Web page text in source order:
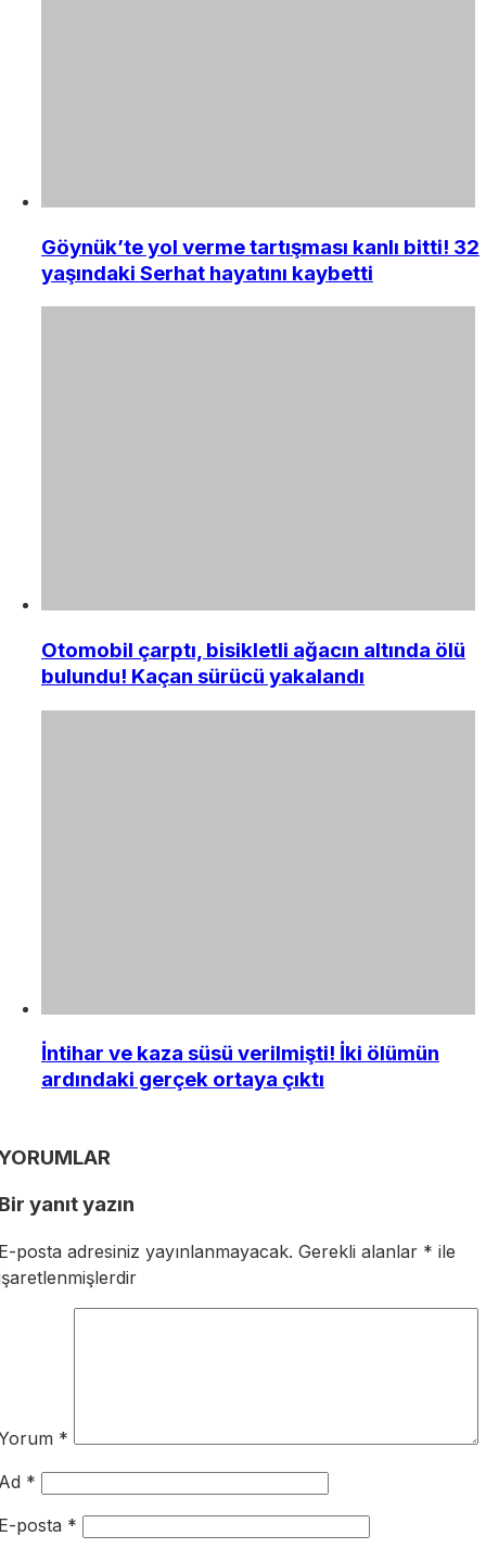
Göynük’te yol verme tartışması kanlı bitti! 32
yaşındaki Serhat hayatını kaybetti
Otomobil çarptı, bisikletli ağacın altında ölü
bulundu! Kaçan sürücü yakalandı
İntihar ve kaza süsü verilmişti! İki ölümün
ardındaki gerçek ortaya çıktı
yanıt yazın
posta adresiniz yayınlanmayacak. Gerekli alanlar * ile
*
*
posta *